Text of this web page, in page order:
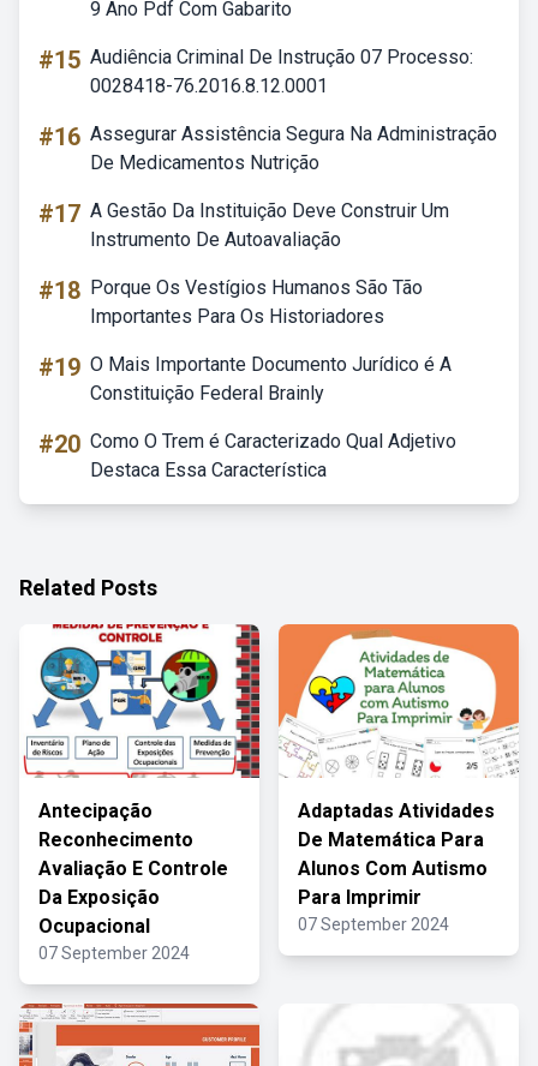
9 Ano Pdf Com Gabarito
#15 Audiência Criminal De Instrução 07 Processo:
0028418-76.2016.8.12.0001
#16 Assegurar Assistência Segura Na Administração
De Medicamentos Nutrição
#17 A Gestão Da Instituição Deve Construir Um
Instrumento De Autoavaliação
#18 Porque Os Vestígios Humanos São Tão
Importantes Para Os Historiadores
#19 O Mais Importante Documento Jurídico é A
Constituição Federal Brainly
#20 Como O Trem é Caracterizado Qual Adjetivo
Destaca Essa Característica
Related Posts
Antecipação
Reconhecimento
Avaliação E Controle
Da Exposição
Ocupacional
07 September 2024
Adaptadas Atividades
De Matemática Para
Alunos Com Autismo
Para Imprimir
07 September 2024